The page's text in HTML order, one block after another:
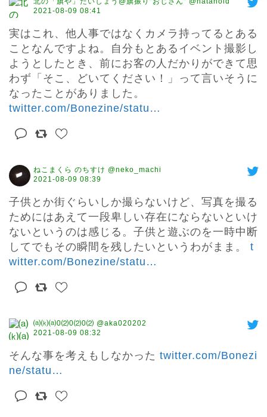
2021-08-09 08:41
実はこれ、他人事ではなくカメラ持ってるとある
ことなんですよね。自分もとあるイベント撮影し
ようとしたとき、前にお客の人だかりができて思
わず「そこ、どいてください！」って言いそうに
twitter.com/Bonezine/statu …
ねこまくら のちすけ @neko_machi
2021-08-09 08:39
子供とか街ぐらいしか撮らないけど、写真を撮る
ためにはあえて一段卑しい存在にならないといけ
ないというのは感じる。子供と遊ぶのを一時中断
してでもその瞬間を残したいというわがまま。 t
witter.com/Bonezine/statu …
⒜⒦⒜0⑵0⑵0⑵ @aka020202
2021-08-09 08:32
そんな事を考えもしなかった twitter.com/Bonezi
ne/statu …